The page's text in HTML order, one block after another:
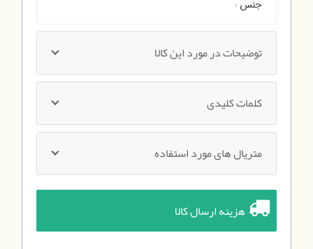
جنس :
توضیحات در مورد این کالا
کلمات کلیدی
متریال های مورد استفاده
هزینه ارسال کالا